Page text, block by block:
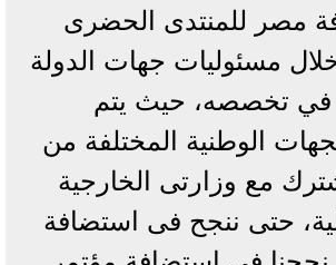
مصر للمنتدى الحضرى
مسئوليات جهات الدولة
في تخصصه، حيث يتم
الوطنية المختلفة من
مع وزارتى الخارجية
حتى ننجح فى استضافة